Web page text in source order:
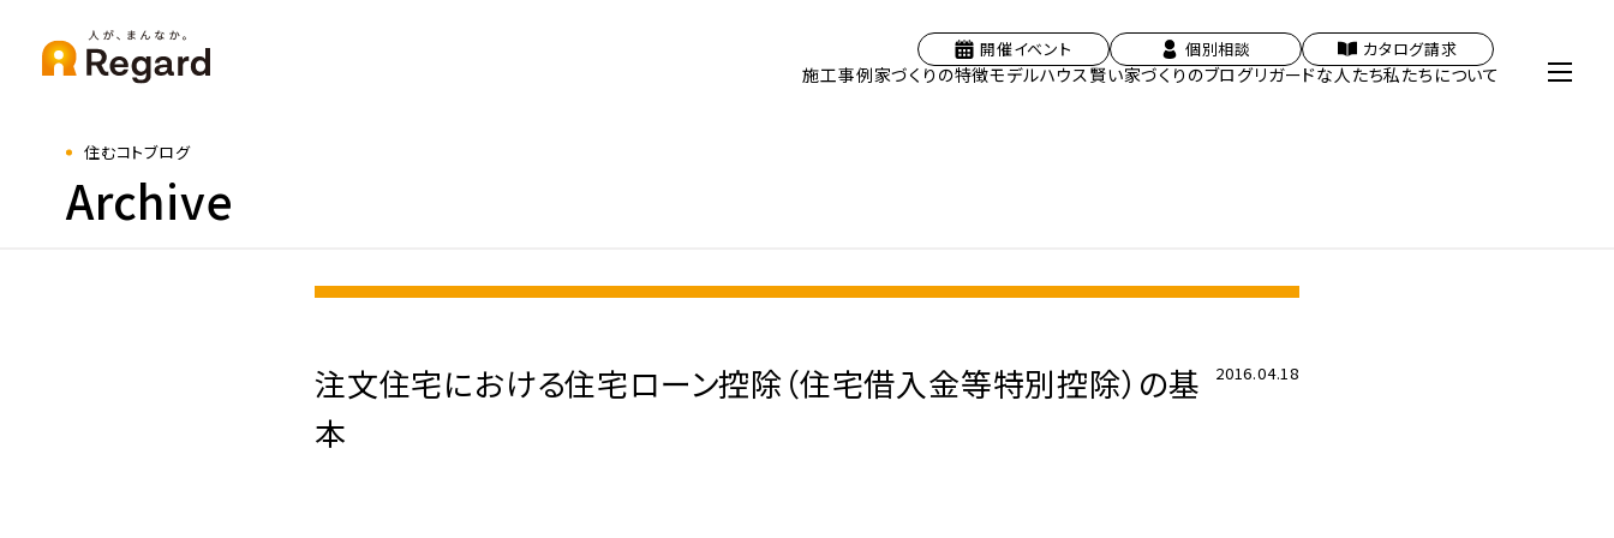
開催イベント 個別相談 カタログ請求
施工事例家づくりの特徴モデルハウス賢い家づくりのブログリガードな人たち私たちについて
住むコトブログ
Archive
注文住宅における住宅ローン控除（住宅借入金等特別控除）の基
本
2016.04.18